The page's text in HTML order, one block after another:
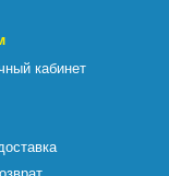
кабинет